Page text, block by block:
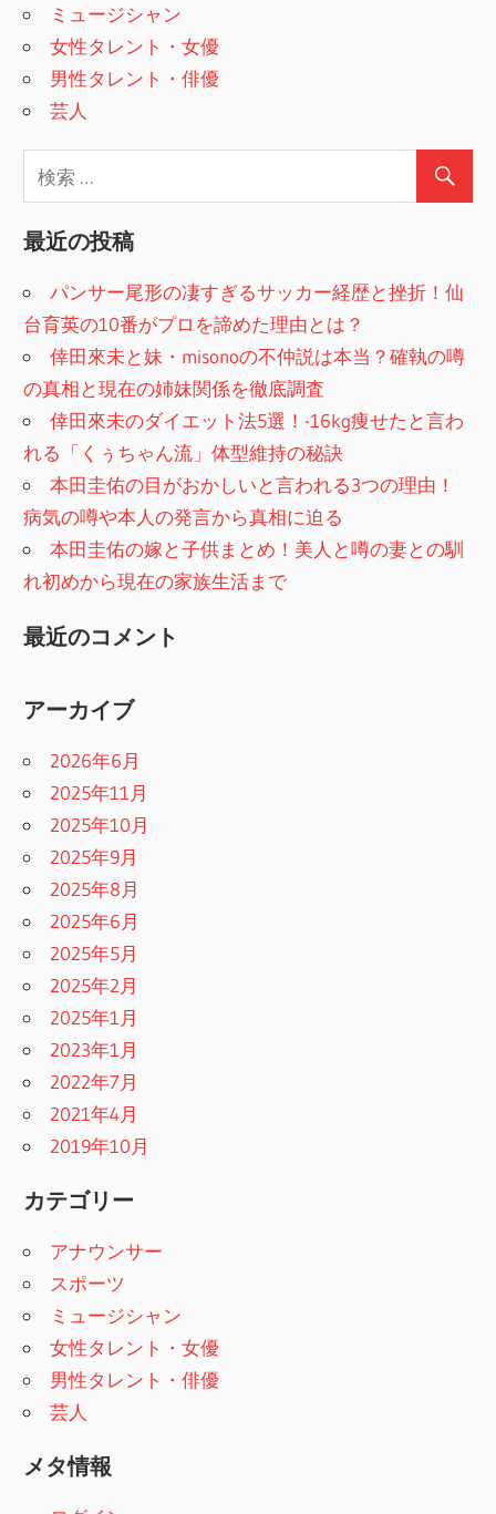
ミュージシャン
女性タレント・女優
男性タレント・俳優
芸人
最近の投稿
パンサー尾形の凄すぎるサッカー経歴と挫折！仙
台育英の10番がプロを諦めた理由とは？
倖田來未と妹・misonoの不仲説は本当？確執の噂
の真相と現在の姉妹関係を徹底調査
倖田來未のダイエット法5選！-16kg痩せたと言わ
れる「くぅちゃん流」体型維持の秘訣
本田圭佑の目がおかしいと言われる3つの理由！
病気の噂や本人の発言から真相に迫る
本田圭佑の嫁と子供まとめ！美人と噂の妻との馴
れ初めから現在の家族生活まで
最近のコメント
アーカイブ
2026年6月
2025年11月
2025年10月
2025年9月
2025年8月
2025年6月
2025年5月
2025年2月
2025年1月
2023年1月
2022年7月
2021年4月
2019年10月
カテゴリー
アナウンサー
スポーツ
ミュージシャン
女性タレント・女優
男性タレント・俳優
芸人
メタ情報